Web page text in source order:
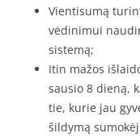
Vientisumą
vėdinimui
sistemą;
Itin mažos
sausio 8 dieną,
tie, kurie jau
šildymą